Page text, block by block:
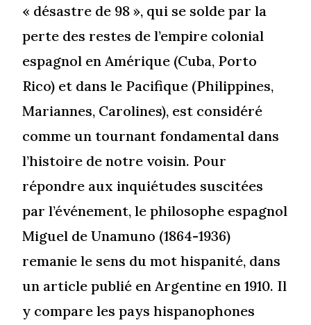
« désastre de 98 », qui se solde par la
perte des restes de l’empire colonial
espagnol en Amérique (Cuba, Porto
Rico) et dans le Pacifique (Philippines,
Mariannes, Carolines), est considéré
comme un tournant fondamental dans
l’histoire de notre voisin. Pour
répondre aux inquiétudes suscitées
par l’événement, le philosophe espagnol
Miguel de Unamuno (1864-1936)
remanie le sens du mot hispanité, dans
un article publié en Argentine en 1910. Il
y compare les pays hispanophones